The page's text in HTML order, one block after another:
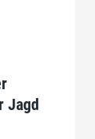
Jagd